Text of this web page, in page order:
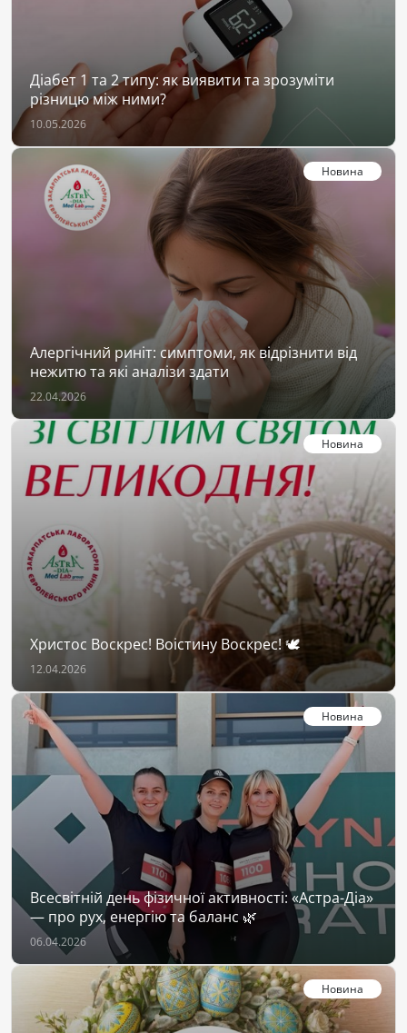
Діабет 1 та 2 типу: як виявити та зрозуміти
різницю між ними?
10.05.2026
Новина
Алергічний риніт: симптоми, як відрізнити від
нежитю та які аналізи здати
22.04.2026
Новина
Христос Воскрес! Воістину Воскрес! 🕊
12.04.2026
Новина
Всесвітній день фізичної активності: «Астра-Діа»
— про рух, енергію та баланс 🌿
06.04.2026
Новина